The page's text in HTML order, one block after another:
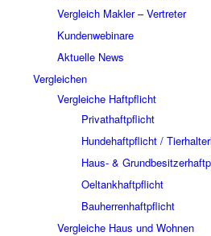
Vergleich Makler – Vertreter
Kundenwebinare
Aktuelle News
Vergleichen
Vergleiche Haftpflicht
Privathaftpflicht
Hundehaftpflicht /
Haus- &
Oeltankhaftpflicht
Bauherrenhaftpflicht
Vergleiche Haus und Wohnen